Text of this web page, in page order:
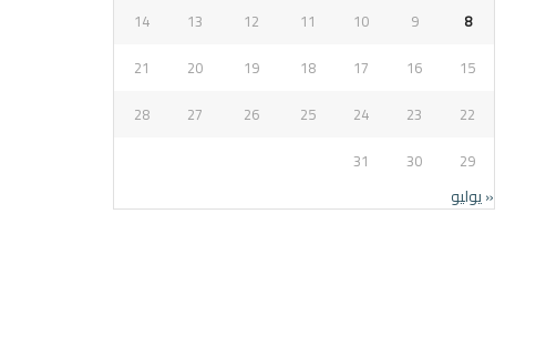
8
9
10
11
12
13
14
15
16
17
18
19
20
21
22
23
24
25
26
27
28
29
30
31
« يوليو